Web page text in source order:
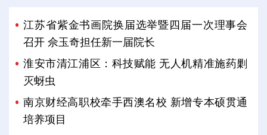
江苏省紫金书画院换届选举暨四届一次理事会
召开 佘玉奇担任新一届院长
淮安市清江浦区：科技赋能 无人机精准施药剿
灭蚜虫
南京财经高职校牵手西澳名校 新增专本硕贯通
培养项目